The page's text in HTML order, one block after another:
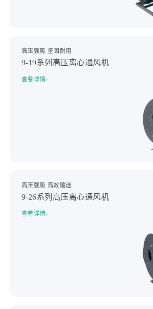
高压强吸 坚固耐用
9-19系列高压离心通风机
查看详情
高压强吸 高效输送
9-26系列高压离心通风机
查看详情